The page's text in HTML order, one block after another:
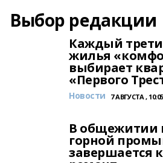
Выбор редакции
Каждый
жилья
выбирает
«Первого
Новости 7 АВГУСТА , 10:05
В общежитии
горной
завершается